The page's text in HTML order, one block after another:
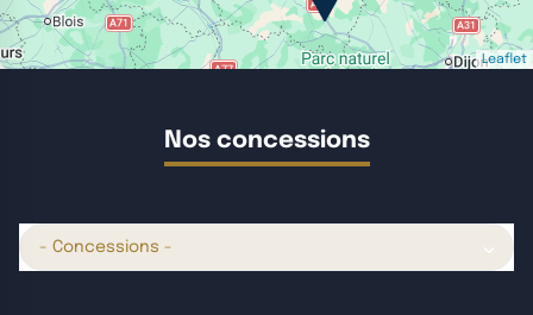
Leaflet
Nos concessions
- Concessions -